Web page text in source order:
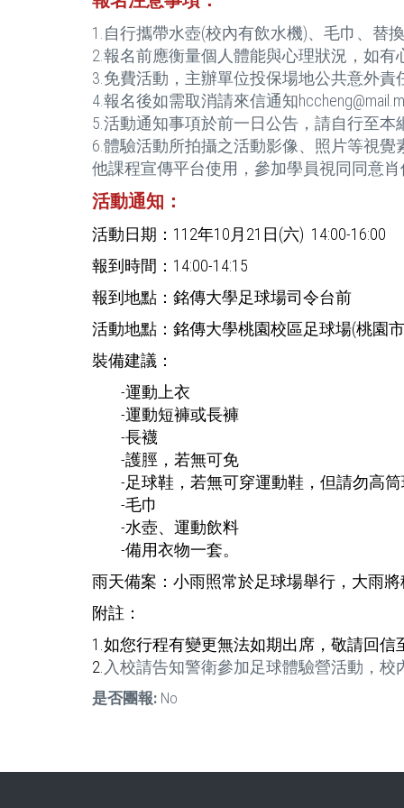
1.自行攜帶水壺(校內有飲水機)、毛巾、替
2.報名前應衡量個人體能與心理狀況，如
3.免費活動，主辦單位投保場地公共意外
4.報名後如需取消請來信通知
5.活動通知事項於前一日公告，請自行至本
6.體驗活動所拍攝之活動影像、照片等視
他課程宣傳平台使用，參加學員視同同意
活動通知：
活動日期：112年10月21日(六) 14:00-16:00
報到時間：14:00-14:15
報到地點：銘傳大學足球場司令台前
活動地點：銘傳大學桃園校區足球場(桃園
裝備建議：
-運動上衣
-運動短褲或長褲
-長襪
-護脛，若無可免
-足球鞋，若無可穿運動鞋，但請勿高筒
-毛巾
-水壺、運動飲料
-備用衣物一套。
雨天備案：小雨照常於足球場舉行， 大雨
附註：
1.如您行程有變更無法如期出席，敬請回信
2. 入校請告知警衛參加足球體驗營活動，校
是否團報: No